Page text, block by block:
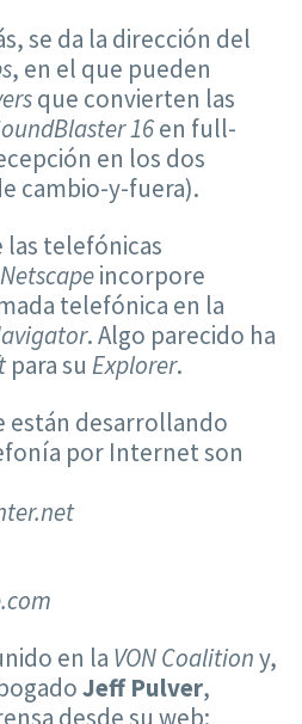
se da la dirección del
, en el que pueden
que convierten las
16en full-
en los dos
cambio-y-fuera).
las telefónicas
Netscapeincorpore
telefónica en la
. Algo parecido ha
para su Explorer.
están desarrollando
por Internet son
en la VON Coalitiony,
Jeff Pulver,
desde su web: